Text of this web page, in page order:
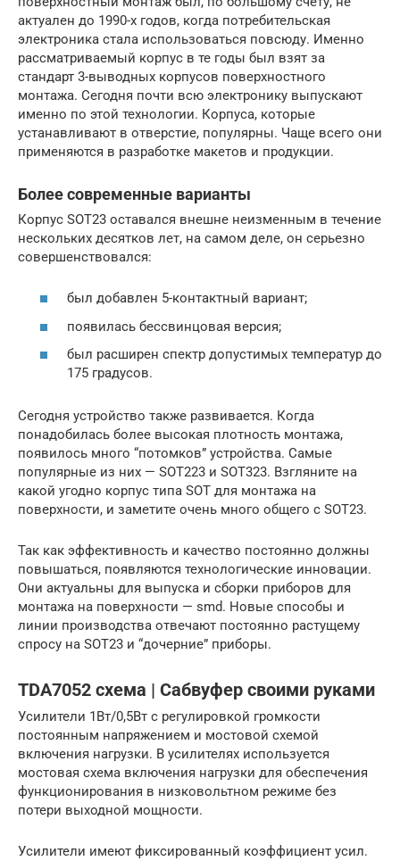
актуален до 1990-х годов, когда потребительская
электроника стала использоваться повсюду. Именно
рассматриваемый корпус в те годы был взят за
стандарт 3-выводных корпусов поверхностного
монтажа. Сегодня почти всю электронику выпускают
именно по этой технологии. Корпуса, которые
устанавливают в отверстие, популярны. Чаще всего они
применяются в разработке макетов и продукции.
Более современные варианты
Корпус SOT23 оставался внешне неизменным в течение
нескольких десятков лет, на самом деле, он серьезно
совершенствовался:
был добавлен 5-контактный вариант;
появилась бессвинцовая версия;
был расширен спектр допустимых температур до
175 градусов.
Сегодня устройство также развивается. Когда
понадобилась более высокая плотность монтажа,
появилось много “потомков” устройства. Самые
популярные из них — SOT223 и SOT323. Взгляните на
какой угодно корпус типа SOT для монтажа на
поверхности, и заметите очень много общего с SOT23.
Так как эффективность и качество постоянно должны
повышаться, появляются технологические инновации.
Они актуальны для выпуска и сборки приборов для
монтажа на поверхности — smd. Новые способы и
линии производства отвечают постоянно растущему
спросу на SOT23 и “дочерние” приборы.
TDA7052 схема | Сабвуфер своими руками
Усилители 1Вт/0,5Вт с регулировкой громкости
постоянным напряжением и мостовой схемой
включения нагрузки. В усилителях используется
мостовая схема включения нагрузки для обеспечения
функционирования в низковольтном режиме без
потери выходной мощности.
Усилители имеют фиксированный коэффициент усил.